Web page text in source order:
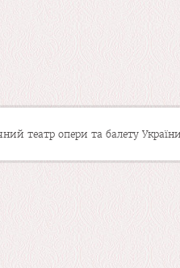
театр опери та балету